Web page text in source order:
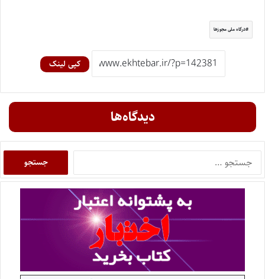
درگاه ملی مجوزها
کپی لینک
دیدگاه‌ها